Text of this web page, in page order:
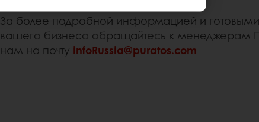
За более подробной информацией и
вашего бизнеса обращайтесь к менеджерам
нам на почту infoRussia@puratos.com